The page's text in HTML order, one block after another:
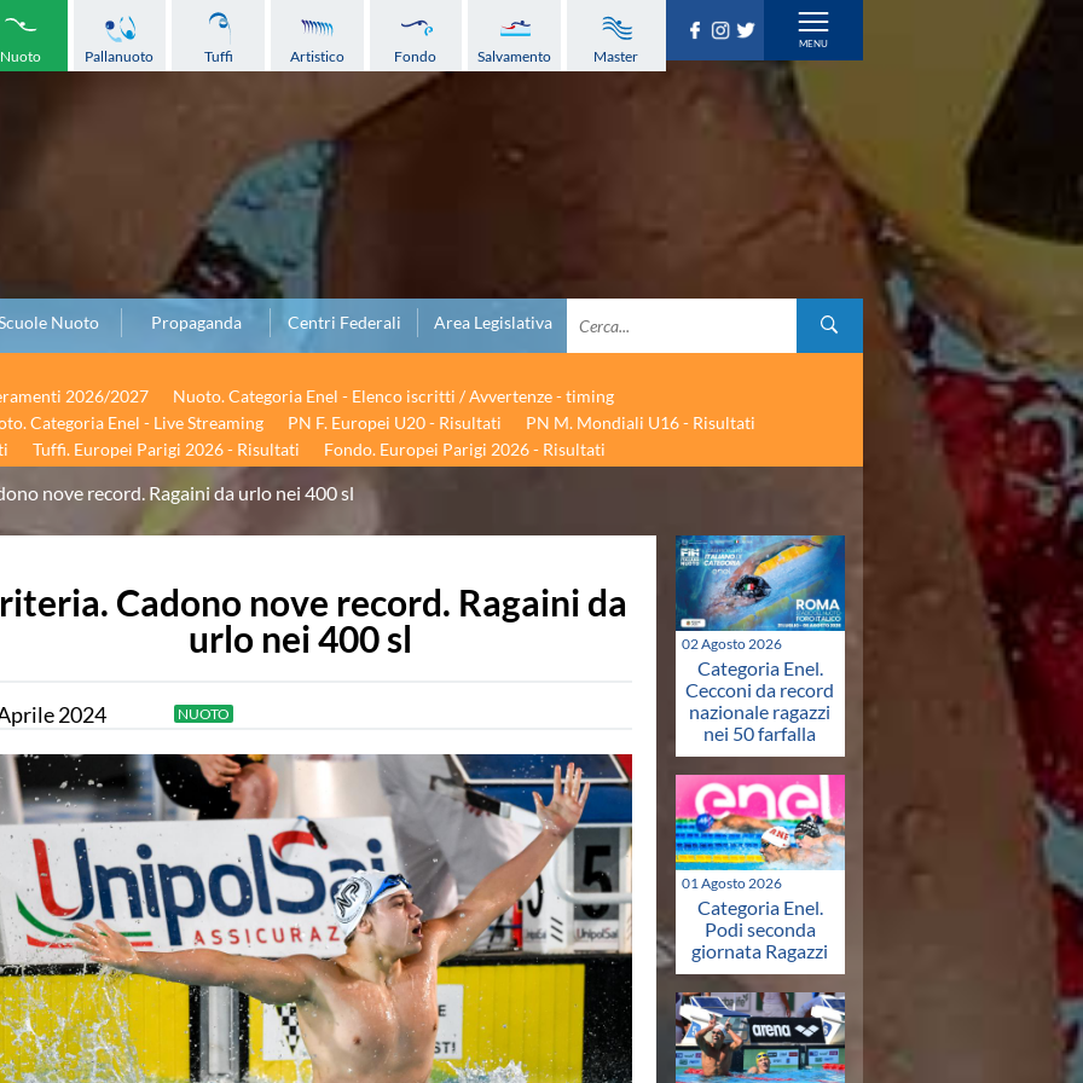
Nuoto Pallanuoto Tuffi Artistico Fondo Salvamento Master
Nuoto Propaganda Centri Federali Area Legislativa
2026/2027
Nuoto. Categoria Enel - Elenco iscritti / Avvertenze - timing
Categoria Enel - Live Streaming PN F. Europei U20 - Risultati
PN M. Mondiali U16 - Risultati
Tuffi. Europei Parigi 2026 - Risultati Fondo. Europei Parigi 2026 - Risultati
nove record. Ragaini da urlo nei 400 sl
Cadono nove record. Ragaini da
urlo nei 400 sl
2024 NUOTO
02 Agosto 2026
Categoria Enel.
Cecconi da record
nazionale ragazzi
nei 50 farfalla
01 Agosto 2026
Categoria Enel.
Podi seconda
giornata Ragazzi